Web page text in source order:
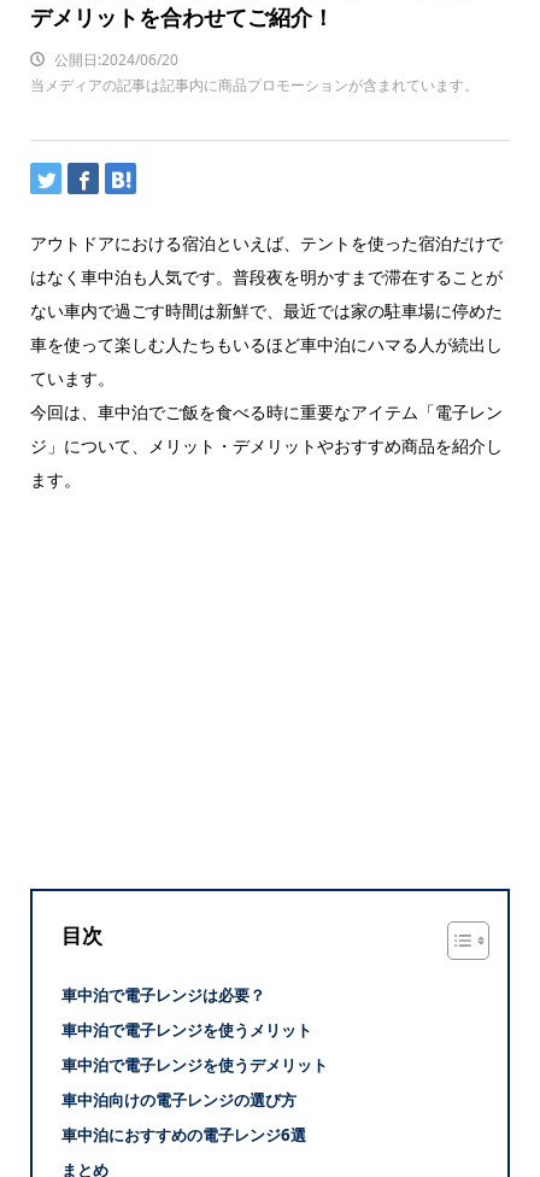
デメリットを合わせてご紹介！
公開日:2024/06/20
当メディアの記事は記事内に商品プロモーションが含まれています。
アウトドアにおける宿泊といえば、テントを使った宿泊だけで
はなく車中泊も人気です。普段夜を明かすまで滞在することが
ない車内で過ごす時間は新鮮で、最近では家の駐車場に停めた
車を使って楽しむ人たちもいるほど車中泊にハマる人が続出し
ています。
今回は、車中泊でご飯を食べる時に重要なアイテム「電子レン
ジ」について、メリット・デメリットやおすすめ商品を紹介し
ます。
目次
車中泊で電子レンジは必要？
車中泊で電子レンジを使うメリット
車中泊で電子レンジを使うデメリット
車中泊向けの電子レンジの選び方
車中泊におすすめの電子レンジ6選
まとめ